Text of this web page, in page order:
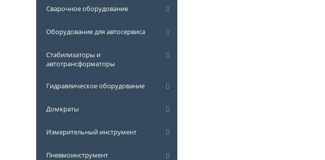
Сварочное оборудование
Оборудование для автосервиса
Стабилизаторы и
автотрансформаторы
Гидравлическое оборудование
Домкраты
Измерительный инструмент
Пневмоинструмент